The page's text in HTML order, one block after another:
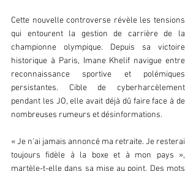
Cette nouvelle controverse révèle les tensions
qui entourent la gestion de carrière de la
championne olympique. Depuis sa victoire
historique à Paris, Imane Khelif navigue entre
reconnaissance sportive et polémiques
persistantes. Cible de cyberharcèlement
pendant les JO, elle avait déjà dû faire face à de
nombreuses rumeurs et désinformations.
« Je n'ai jamais annoncé ma retraite. Je resterai
toujours fidèle à la boxe et à mon pays »,